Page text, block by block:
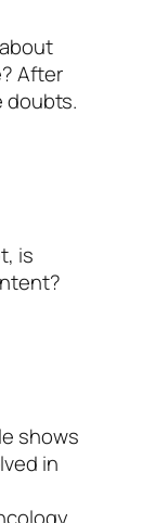
After
doubts.
is
shows
in